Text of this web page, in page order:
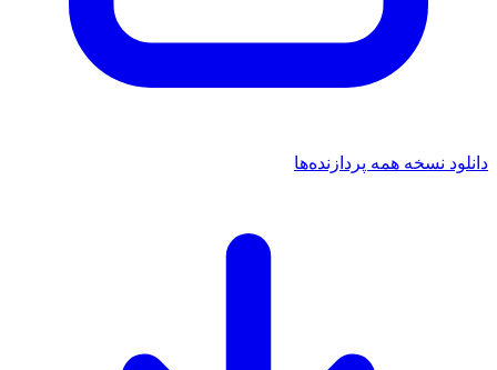
دانلود نسخه همه پردازنده‌ها